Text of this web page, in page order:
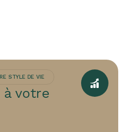
STYLE DE VIE
à votre